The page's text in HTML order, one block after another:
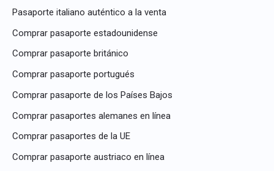
Pasaporte italiano auténtico a la venta
Comprar pasaporte estadounidense
Comprar pasaporte británico
Comprar pasaporte portugués
Comprar pasaporte de los Países Bajos
Comprar pasaportes alemanes en línea
Comprar pasaportes de la UE
Comprar pasaporte austriaco en línea